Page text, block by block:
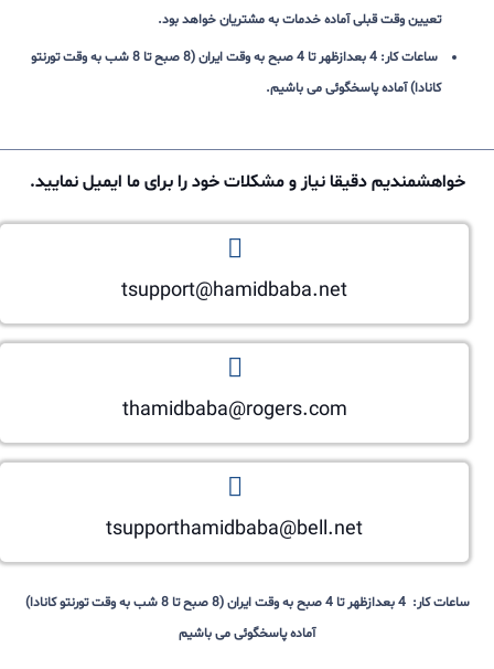
تعیین وقت قبلی آماده خدمات به مشتریان خواهد بود.
ساعات کار: 4 بعدازظهر تا 4 صبح به وقت ایران (8 صبح تا 8 شب به وقت تورنتو
کانادا) آماده پاسخگوئی می باشیم.
خواهشمندیم دقیقا نیاز و مشکلات خود را برای ما ایمیل نمایید.
tsupport@hamidbaba.net
thamidbaba@rogers.com
tsupporthamidbaba@bell.net
ساعات کار: 4 بعدازظهر تا 4 صبح به وقت ایران (8 صبح تا 8 شب به وقت تورنتو کانادا)
آماده پاسخگوئی می باشیم